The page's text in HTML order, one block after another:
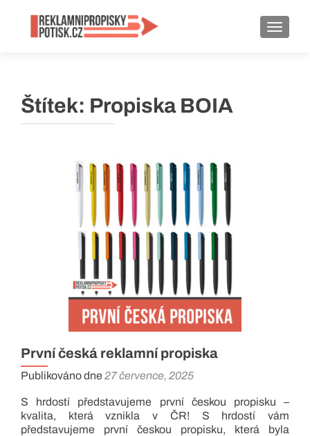
Štítek: Propiska BOIA
První česká reklamní propiska
Publikováno dne 27 července, 2025
S hrdostí představujeme první českou propisku –
kvalita, která vznikla v ČR! S hrdostí vám
představujeme první českou propisku, která byla